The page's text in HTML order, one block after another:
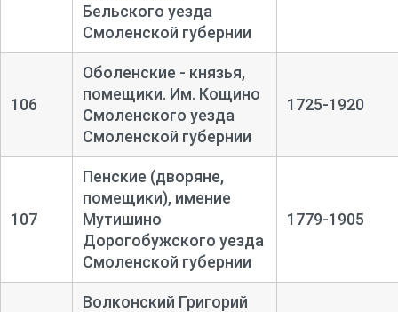
Бельского уезда
Смоленской губернии
106
Оболенские - князья,
помещики. Им. Кощино
Смоленского уезда
Смоленской губернии
1725-1920
107
Пенские (дворяне,
помещики), имение
Мутишино
Дорогобужского уезда
Смоленской губернии
1779-1905
Волконский Григорий